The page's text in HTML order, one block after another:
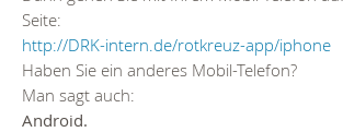
Seite:
http://DRK-intern.de/rotkreuz-app/iphone
Haben Sie ein anderes Mobil-Telefon?
Man sagt auch:
Android.